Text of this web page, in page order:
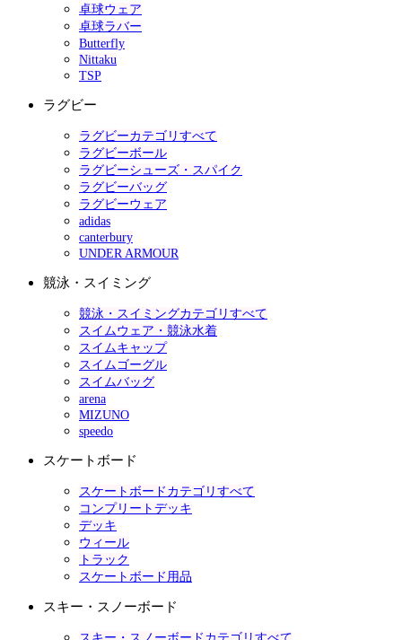
卓球ウェア
卓球ラバー
Butterfly
Nittaku
TSP
ラグビー
ラグビーカテゴリすべて
ラグビーボール
ラグビーシューズ・スパイク
ラグビーバッグ
ラグビーウェア
adidas
canterbury
UNDER ARMOUR
競泳・スイミング
競泳・スイミングカテゴリすべて
スイムウェア・競泳水着
スイムキャップ
スイムゴーグル
スイムバッグ
arena
MIZUNO
speedo
スケートボード
スケートボードカテゴリすべて
コンプリートデッキ
デッキ
ウィール
トラック
スケートボード用品
スキー・スノーボード